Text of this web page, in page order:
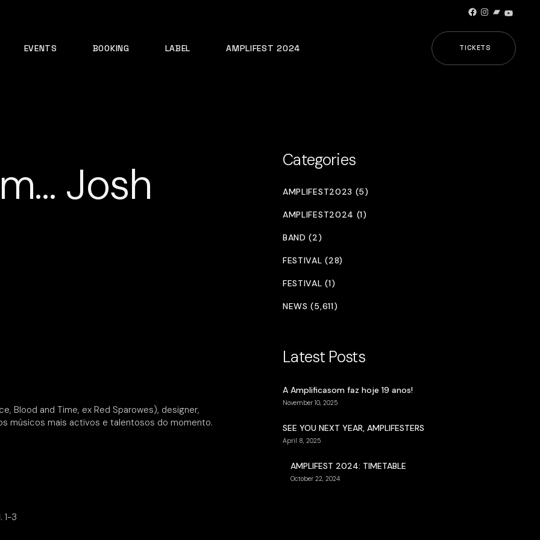
Facebook
Instagram
Bandcamp
EVENTS BOOKING LABEL AMPLIFEST 2024 TICKETS
Josh
Blood and Time, ex Red Sparowes), designer,
músicos mais activos e talentosos do momento.
1-3
Categories
AMPLIFEST2023 (5)
AMPLIFEST2024 (1)
BAND (2)
FESTIVAL (28)
FESTIVAL (1)
NEWS (5,611)
Latest Posts
A Amplificasom faz hoje 19 anos!
November 10, 2025
SEE YOU NEXT YEAR, AMPLIFESTERS
April 8, 2025
AMPLIFEST 2024: TIMETABLE
October 22, 2024